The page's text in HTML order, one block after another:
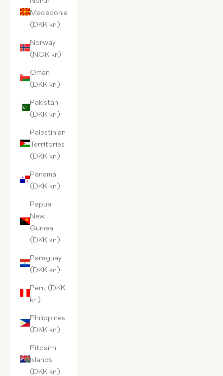
Macedonia
(DKK kr.)
Norway
(NOK kr)
Oman
(DKK kr.)
Pakistan
(DKK kr.)
Palestinian
Territories
(DKK kr.)
Panama
(DKK kr.)
Papua
New
Guinea
(DKK kr.)
Paraguay
(DKK kr.)
Peru (DKK
kr.)
Philippines
(DKK kr.)
Pitcairn
Islands
(DKK kr.)